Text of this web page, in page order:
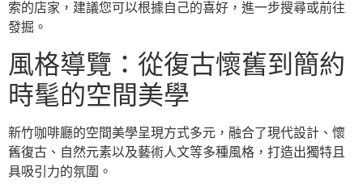
索的店家，建議您可以根據自己的喜好，進一步搜尋或前往
發掘。
風格導覽：從復古懷舊到簡約
時髦的空間美學
新竹咖啡廳的空間美學呈現方式多元，融合了現代設計、懷
舊復古、自然元素以及藝術人文等多種風格，打造出獨特且
具吸引力的氛圍。